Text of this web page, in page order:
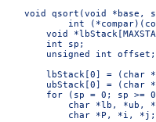
void qsort(void *base,
int
void
    int sp;
    unsigned int offset;
lbStack[0] = (char
ubStack[0] = (char
for (sp = 0; sp >=
char *lb, *ub,
        char *P, *i, *j;